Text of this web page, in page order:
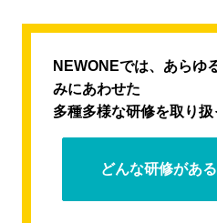
NEWONEでは、あらゆ
みにあわせた
多種多様な研修を取り扱
どんな研修があ